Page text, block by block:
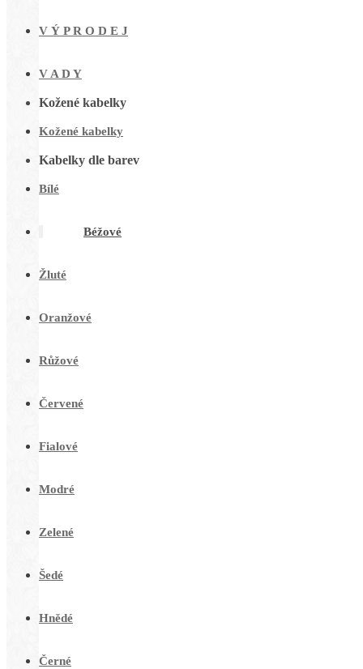
V Ý P R O D E J
V A D Y
Kožené kabelky
Kožené kabelky
Kabelky dle barev
Bílé
Béžové
Žluté
Oranžové
Růžové
Červené
Fialové
Modré
Zelené
Šedé
Hnědé
Černé